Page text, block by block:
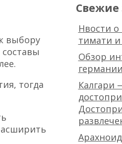
выбору
тогда
Свежие
Нвости
тимати
Обзор
германии
Калгари